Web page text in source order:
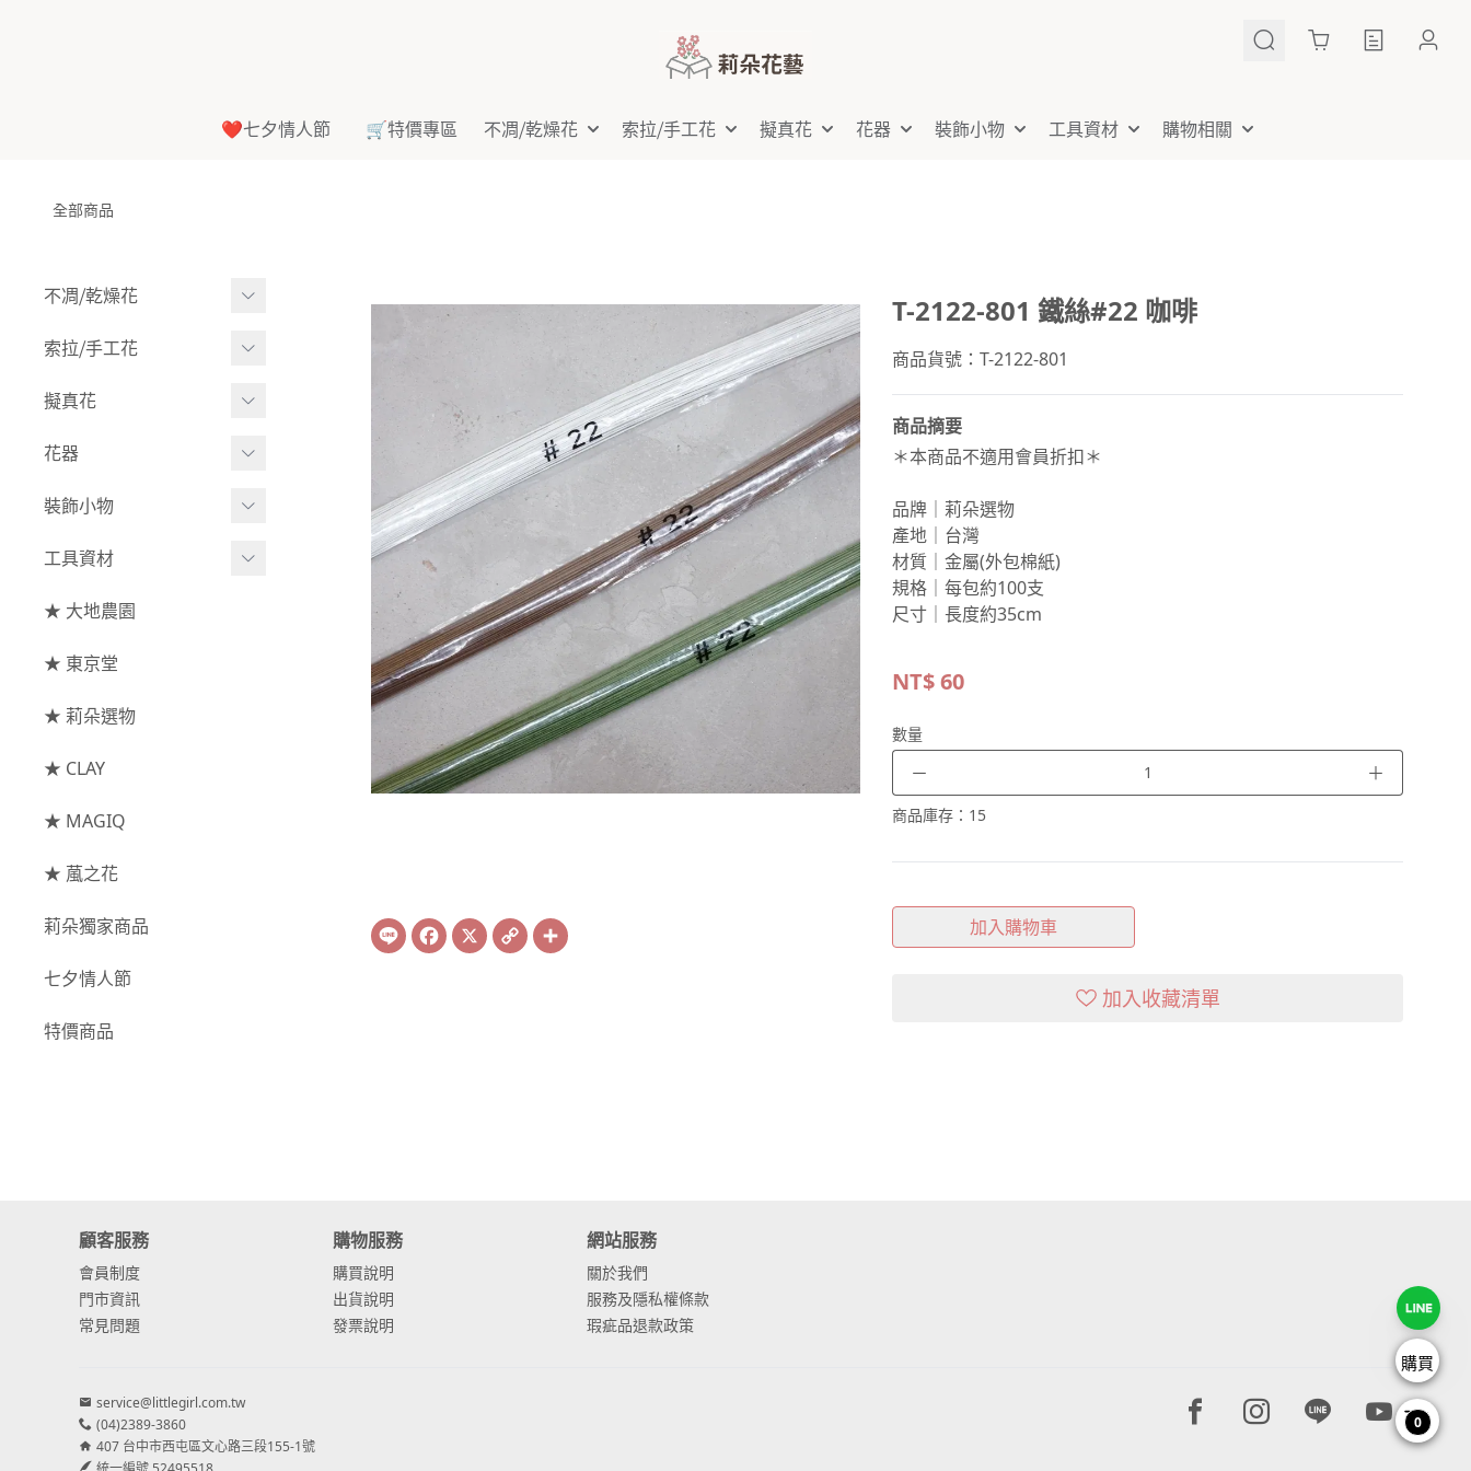
Cart
❤️七夕情人節 🛒特價專區 不凋⧸乾燥花 索拉⧸手工花 擬真花 花器 裝飾小物 工具資材 購物相關
全部商品
不凋⧸乾燥花
多色組合
- 其他
玫瑰
大玫瑰
- 迷你玫瑰
- 庭園玫瑰
- 其他玫瑰
主花
菊花
-
蘭花⧸大理花
康乃馨
- 日本繡球花
- 重瓣繡球花
- 其他繡球花
- 滿天星⧸木滿天星
- 黑種草⧸東方黑種
索拉⧸手工花
索拉花(有花莖)
- 莉朵獨家水染
- 大地農園
索拉花(僅花頭)
原色
擬真花
盆栽⧸成品
綜合花束
葉材⧸藤蔓
枝條
果實
花器
小型花器
中大型花器
捧花架⧸吊架
藤圈⧸注連繩
提籃
裝飾小物
裝飾⧸擺飾
花插
工具資材
工具⧸型錄
資材
★ 大地農園
★ 東京堂
★ 莉朵選物
★ CLAY
★ MAGIQ
★ 葻之花
莉朵獨家商品
七夕情人節
特價商品
Line Facebook
X Copy
Link
T-2122-801 鐵絲#22 咖啡
商品貨號：T-2122-801
商品摘要
＊本商品不適用會員折扣＊
品牌｜莉朵選物
產地｜台灣
材質｜金屬(外包棉紙)
規格｜每包約100支
尺寸｜長度約35cm
NT$60
數量
－ ＋
商品庫存： 15
加入購物車
加入收藏清單
顧客服務
會員制度
門市資訊
常見問題
購物服務
購買說明
出貨說明
發票說明
網站服務
關於我們
服務及隱私權條款
瑕疵品退款政策
service@littlegirl.com.tw
(04)2389-3860
407 台中市西屯區文心路三段155-1號
Facebook page
Instagram page
Line pageYoutube
購買
0